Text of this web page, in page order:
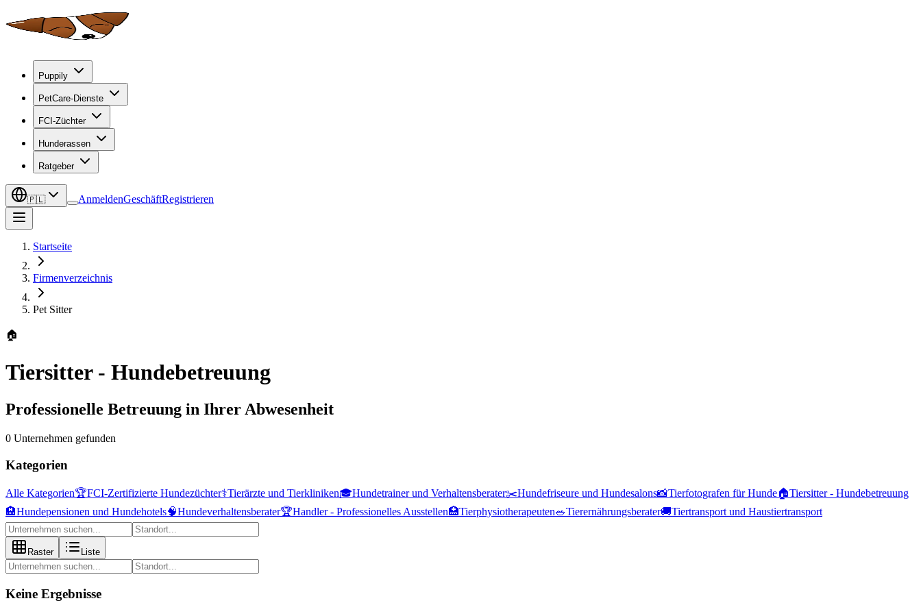
Puppily
PetCare-Dienste
FCI-Züchter
Hunderassen
Ratgeber
🇵🇱 AnmeldenGeschäftRegistrieren
Startseite
Firmenverzeichnis
Pet Sitter
🏠
Tiersitter - Hundebetreuung
Professionelle Betreuung in Ihrer Abwesenheit
0 Unternehmen gefunden
Kategorien
Alle Kategorien🏆FCI-Zertifizierte Hundezüchter⚕️Tierärzte und Tierkliniken🎓Hundetrainer und Verhaltensberater✂️Hundefriseure und Hundesalons📸Tierfotografen für Hunde🏠Tiersitter - Hundebetreuung
🏨Hundepensionen und Hundehotels🧠Hundeverhaltensberater🏆Handler - Professionelles Ausstellen🏥Tierphysiotherapeuten🥗Tierernährungsberater🚚Tiertransport und Haustiertransport
Raster Liste
Keine Ergebnisse